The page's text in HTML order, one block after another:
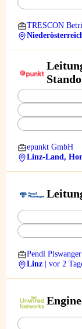
TRESCON
epunkt GmbH
Linz-Land,
Pendl Piswanger
Linz
| vor 2